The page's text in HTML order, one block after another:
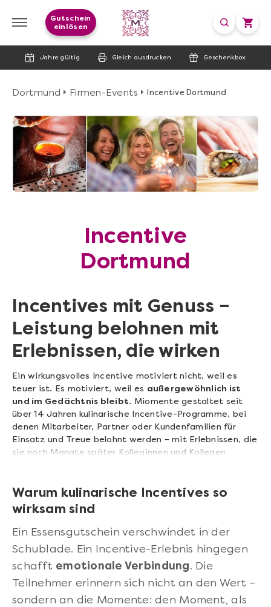
Jahre gültig Gleich ausdrucken Geschenkbox
Gutschein
einlösen
Dortmund Firmen-Events Incentive Dortmund
Incentive
Dortmund
Incentives mit Genuss –
Leistung belohnen mit
Erlebnissen, die wirken
Ein wirkungsvolles Incentive motiviert nicht, weil es
teuer ist. Es motiviert, weil es außergewöhnlich ist
und im Gedächtnis bleibt. Miomente gestaltet seit
über 14 Jahren kulinarische Incentive-Programme, bei
denen Mitarbeiter, Partner oder Kundenfamilien für
Einsatz und Treue belohnt werden – mit Erlebnissen, die
sie noch Monate später Kolleginnen und Kollegen
Warum kulinarische Incentives so
wirksam sind
Ein Essensgutschein verschwindet in der
Schublade. Ein Incentive-Erlebnis hingegen
schafft emotionale Verbindung. Die
Teilnehmer erinnern sich nicht an den Wert –
sondern an die Momente: den Moment, als